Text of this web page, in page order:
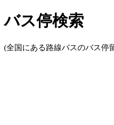
バス停検索
(全国にある路線バスのバス停